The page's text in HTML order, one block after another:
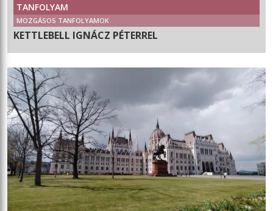
TANFOLYAM
MOZGÁSOS TANFOLYAMOK
KETTLEBELL IGNÁCZ PÉTERREL